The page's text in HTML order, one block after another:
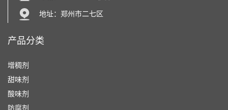
地址：郑州市二七区
产品分类
增稠剂
甜味剂
酸味剂
防腐剂